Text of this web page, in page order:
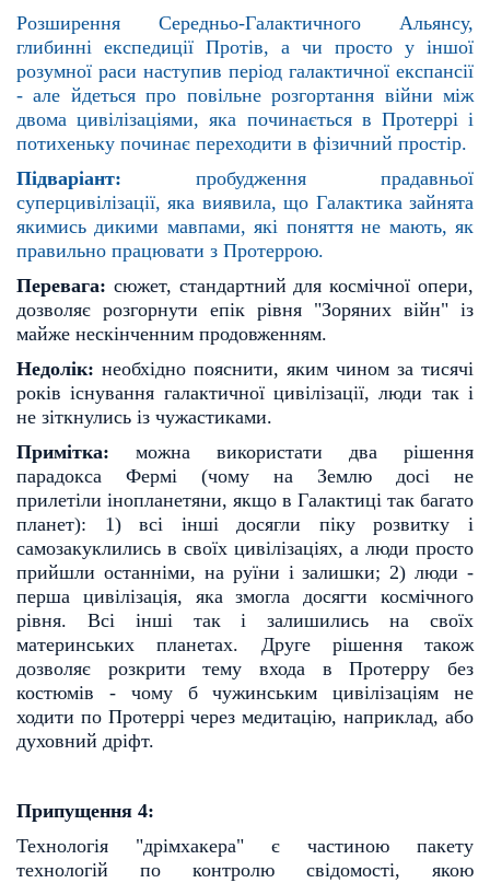
Розширення Середньо-Галактичного Альянсу,
глибинні експедиції Протів, а чи просто у іншої
розумної раси наступив період галактичної експансії
- але йдеться про повільне розгортання війни між
двома цивілізаціями, яка починається в Протеррі і
потихеньку починає переходити в фізичний простір.
Підваріант: пробудження прадавньої
суперцивілізації, яка виявила, що Галактика зайнята
якимись дикими мавпами, які поняття не мають, як
правильно працювати з Протеррою.
Перевага: сюжет, стандартний для космічної опери,
дозволяє розгорнути епік рівня "Зоряних війн" із
майже нескінченним продовженням.
Недолік: необхідно пояснити, яким чином за тисячі
років існування галактичної цивілізації, люди так і
не зіткнулись із чужастиками.
Примітка: можна використати два рішення
парадокса Фермі (чому на Землю досі не
прилетіли інопланетяни, якщо в Галактиці так багато
планет): 1) всі інші досягли піку розвитку і
самозакуклились в своїх цивілізаціях, а люди просто
прийшли останніми, на руїни і залишки; 2) люди -
перша цивілізація, яка змогла досягти космічного
рівня. Всі інші так і залишились на своїх
материнських планетах. Друге рішення також
дозволяє розкрити тему входа в Протерру без
костюмів - чому б чужинським цивілізаціям не
ходити по Протеррі через медитацію, наприклад, або
духовний дріфт.
Припущення 4:
Технологія "дрімхакера" є частиною пакету
технологій по контролю свідомості, якою